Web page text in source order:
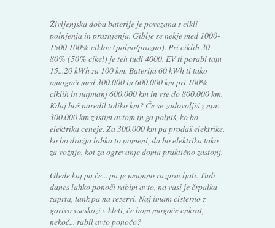
Življenjska doba baterije je povezana s cikli
polnjenja in praznjenja. Giblje se nekje med 1000-
1500 100% ciklov (polno/prazno). Pri ciklih 30-
80% (50% cikel) je teh tudi 4000. EV ti porabi tam
15...20 kWh za 100 km. Baterija 60 kWh ti tako
omogoči med 300.000 in 600.000 km pri 100%
ciklih in najmanj 600.000 km in vse do 800.000 km.
Kdaj boš naredil toliko km? Če se zadovoljiš z npr.
300.000 km z istim avtom in ga polniš, ko bo
elektrika ceneje. Za 300.000 km pa prodaš elektrike,
ko bo dražja lahko to pomeni, da bo elektrika tako
za vožnjo, kot za ogrevanje doma praktično zastonj.
Glede kaj pa če... pa je neumno razpravljati. Tudi
danes lahko ponoči rabim avto, na vasi je črpalka
zaprta, tank pa na rezervi. Naj imam cisterno z
gorivo vseskozi v kleti, če bom mogoče enkrat,
nekoč... rabil avto ponočo?